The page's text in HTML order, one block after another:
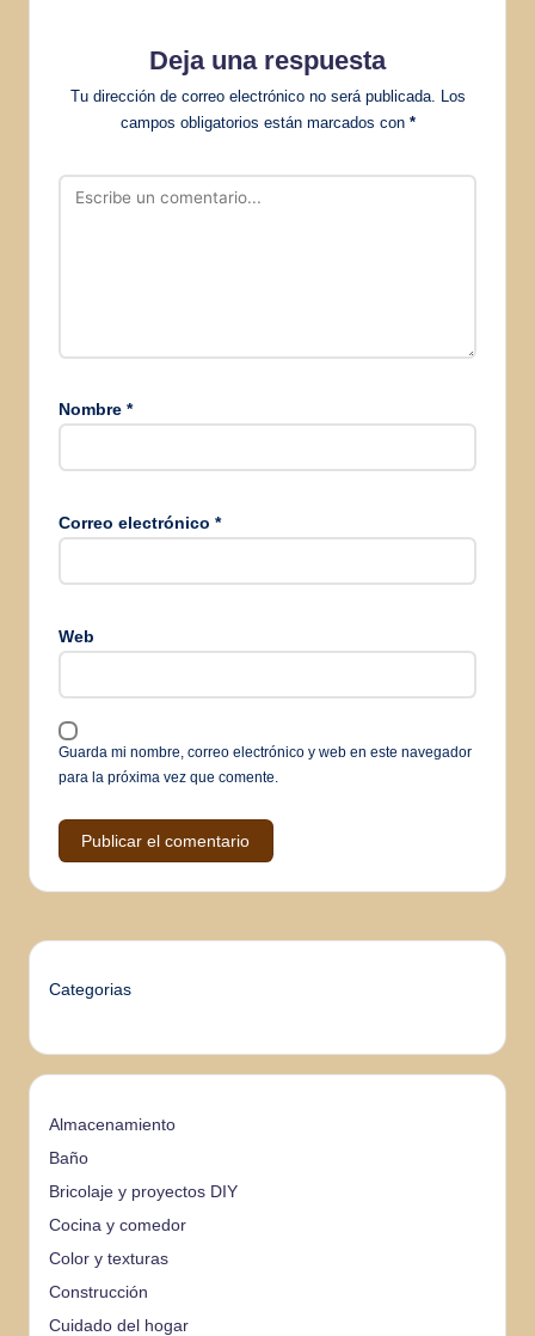
Deja una respuesta
Tu dirección de correo electrónico no será publicada. Los
campos obligatorios están marcados con *
Nombre *
Correo electrónico *
Web
Guarda mi nombre, correo electrónico y web en este navegador
para la próxima vez que comente.
Categorias
Almacenamiento
Baño
Bricolaje y proyectos DIY
Cocina y comedor
Color y texturas
Construcción
Cuidado del hogar